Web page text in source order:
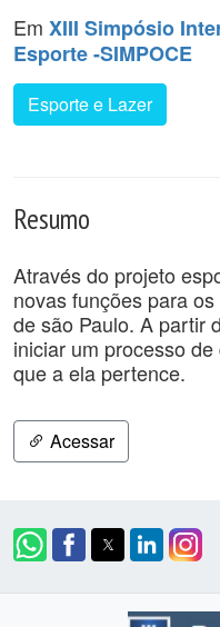
Em XIII Simpósio
Esporte -SIMPOCE
Esporte e Lazer
Resumo
Através do projeto
novas funções para
de são Paulo. A partir
iniciar um processo
que a ela pertence.
Acessar